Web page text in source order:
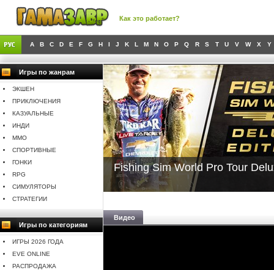
Как это работает?
A B C D E F G H I J K L M N O P Q R S T U V W X Y
Игры по жанрам
ЭКШЕН
ПРИКЛЮЧЕНИЯ
КАЗУАЛЬНЫЕ
ИНДИ
MMO
СПОРТИВНЫЕ
ГОНКИ
RPG
СИМУЛЯТОРЫ
СТРАТЕГИИ
Игры по категориям
ИГРЫ 2026 ГОДА
EVE ONLINE
РАСПРОДАЖА
Fishing Sim World Pro Tour
Видео